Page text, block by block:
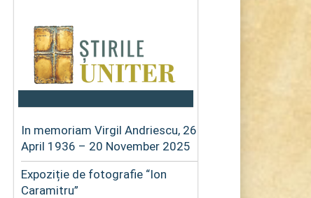
In memoriam Virgil Andriescu, 26
April 1936 – 20 November 2025
Expoziție de fotografie “Ion
Caramitru”